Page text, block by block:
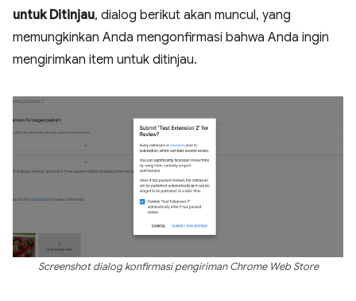
untuk Ditinjau, dialog berikut akan muncul, yang
memungkinkan Anda mengonfirmasi bahwa Anda ingin
mengirimkan item untuk ditinjau.
Screenshot dialog konfirmasi pengiriman Chrome Web Store